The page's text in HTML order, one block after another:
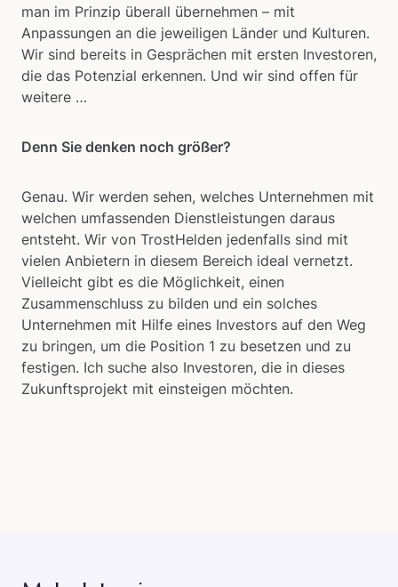
man im Prinzip überall übernehmen – mit
Anpassungen an die jeweiligen Länder und Kulturen.
Wir sind bereits in Gesprächen mit ersten Investoren,
die das Potenzial erkennen. Und wir sind offen für
weitere …
Denn Sie denken noch größer?
Genau. Wir werden sehen, welches Unternehmen mit
welchen umfassenden Dienstleistungen daraus
entsteht. Wir von TrostHelden jedenfalls sind mit
vielen Anbietern in diesem Bereich ideal vernetzt.
Vielleicht gibt es die Möglichkeit, einen
Zusammenschluss zu bilden und ein solches
Unternehmen mit Hilfe eines Investors auf den Weg
zu bringen, um die Position 1 zu besetzen und zu
festigen. Ich suche also Investoren, die in dieses
Zukunftsprojekt mit einsteigen möchten.